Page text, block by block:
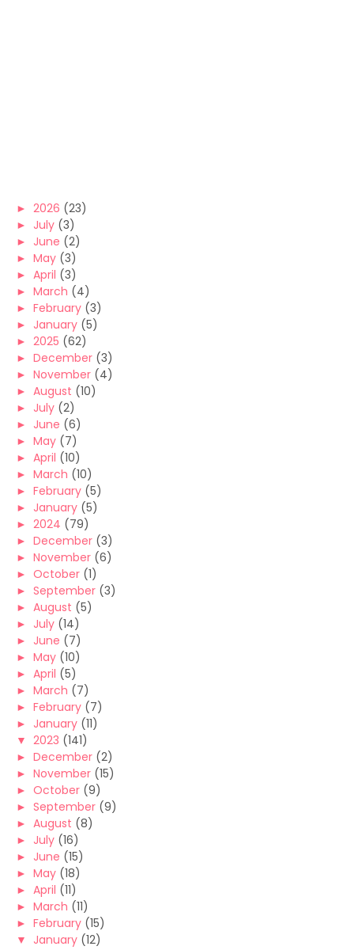
► 2026 (23)
► July (3)
► June (2)
► May (3)
► April (3)
► March (4)
► February (3)
► January (5)
► 2025 (62)
► December (3)
► November (4)
► August (10)
► July (2)
► June (6)
► May (7)
► April (10)
► March (10)
► February (5)
► January (5)
► 2024 (79)
► December (3)
► November (6)
► October (1)
► September (3)
► August (5)
► July (14)
► June (7)
► May (10)
► April (5)
► March (7)
► February (7)
► January (11)
▼ 2023 (141)
► December (2)
► November (15)
► October (9)
► September (9)
► August (8)
► July (16)
► June (15)
► May (18)
► April (11)
► March (11)
► February (15)
▼ January (12)